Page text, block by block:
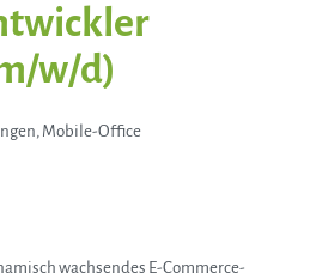
w/d)
Mobile-Office
wachsendes E-Commerce-